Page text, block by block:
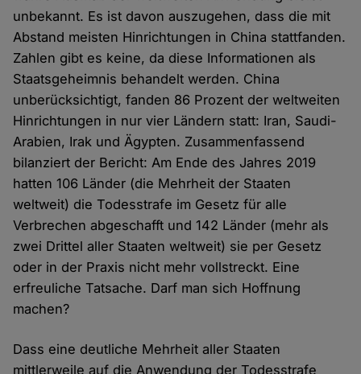
unbekannt. Es ist davon auszugehen, dass die mit
Abstand meisten Hinrichtungen in China stattfanden.
Zahlen gibt es keine, da diese Informationen als
Staatsgeheimnis behandelt werden. China
unberücksichtigt, fanden 86 Prozent der weltweiten
Hinrichtungen in nur vier Ländern statt: Iran, Saudi-
Arabien, Irak und Ägypten. Zusammenfassend
bilanziert der Bericht: Am Ende des Jahres 2019
hatten 106 Länder (die Mehrheit der Staaten
weltweit) die Todesstrafe im Gesetz für alle
Verbrechen abgeschafft und 142 Länder (mehr als
zwei Drittel aller Staaten weltweit) sie per Gesetz
oder in der Praxis nicht mehr vollstreckt. Eine
erfreuliche Tatsache. Darf man sich Hoffnung
machen?
Dass eine deutliche Mehrheit aller Staaten
mittlerweile auf die Anwendung der Todesstrafe